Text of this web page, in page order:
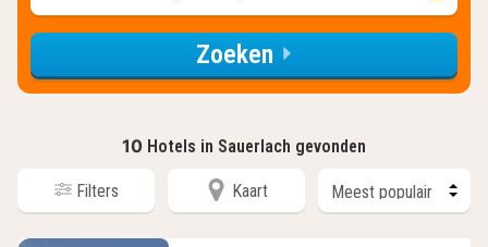
Zoeken
10 Hotels in Sauerlach gevonden
Filters Kaart